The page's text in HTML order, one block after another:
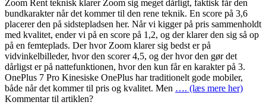
Zoom Rent teknisk klarer Zoom sig meget dårligt, faktisk får den
bundkarakter når det kommer til den rene teknik. En score på 3,6
placerer den på sidstepladsen her. Når vi kigger på pris sammenholdt
med kvalitet, ender vi på en score på 1,2, og der klarer den sig så op
på en femteplads. Der hvor Zoom klarer sig bedst er på
vidvinkelbilleder, hvor den scorer 4,5, og der hvor den gør det
dårligst er på nattefunktionen, hvor den kun får en karakter på 3.
OnePlus 7 Pro Kinesiske OnePlus har traditionelt gode mobiler,
både når det kommer til pris og kvalitet. Men …. (læs mere her)
Kommentar til artiklen?